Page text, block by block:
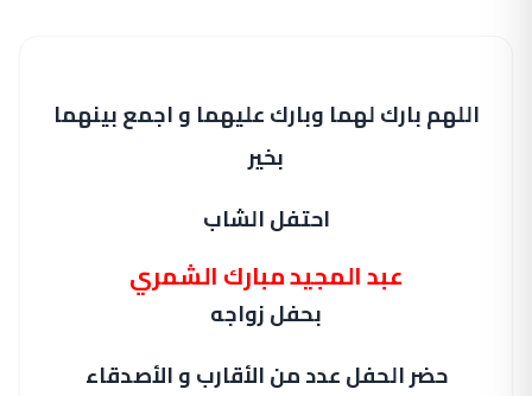
اللهم بارك لهما وبارك عليهما و اجمع بينهما
بخير
احتفل الشاب
عبد المجيد مبارك الشمري
بحفل زواجه
حضر الحفل عدد من الأقارب و الأصدقاء